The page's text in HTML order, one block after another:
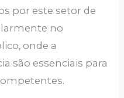
por este setor de
no
onde a
são essenciais para